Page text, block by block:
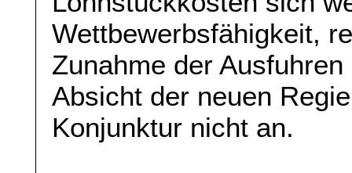
Wettbewerbsfähigkeit,
Zunahme der
Absicht der neuen
Konjunktur nicht an.